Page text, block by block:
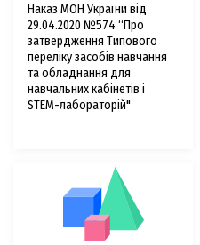
Наказ МОН України від
29.04.2020 №574 “Про
затвердження Типового
переліку засобів навчання
та обладнання для
навчальних кабінетів і
STEM-лабораторій"